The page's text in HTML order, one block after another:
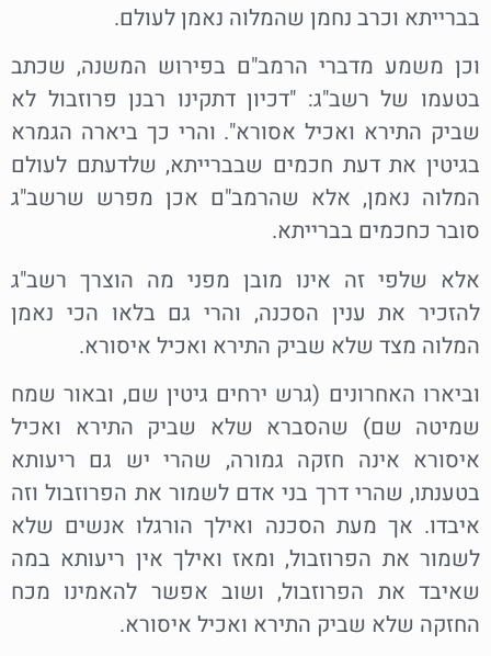
בברייתא וכרב נחמן שהמלוה נאמן לעולם.
וכן משמע מדברי הרמב"ם בפירוש המשנה, שכתב
בטעמו של רשב"ג: "דכיון דתקינו רבנן פרוזבול לא
שביק התירא ואכיל אסורא". והרי כך ביארה הגמרא
בגיטין את דעת חכמים שבברייתא, שלדעתם לעולם
המלוה נאמן, אלא שהרמב"ם אכן מפרש שרשב"ג
סובר כחכמים בברייתא.
אלא שלפי זה אינו מובן מפני מה הוצרך רשב"ג
להזכיר את ענין הסכנה, והרי גם בלאו הכי נאמן
המלוה מצד שלא שביק התירא ואכיל איסורא.
וביארו האחרונים (גרש ירחים גיטין שם, ובאור שמח
שמיטה שם) שהסברא שלא שביק התירא ואכיל
איסורא אינה חזקה גמורה, שהרי יש גם ריעותא
בטענתו, שהרי דרך בני אדם לשמור את הפרוזבול וזה
איבדו. אך מעת הסכנה ואילך הורגלו אנשים שלא
לשמור את הפרוזבול, ומאז ואילך אין ריעותא במה
שאיבד את הפרוזבול, ושוב אפשר להאמינו מכח
החזקה שלא שביק התירא ואכיל איסורא.